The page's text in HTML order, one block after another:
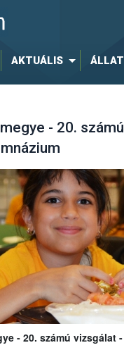
AKTUÁLIS ÁLLAT
- 20.
- 20. számú vizsgálat